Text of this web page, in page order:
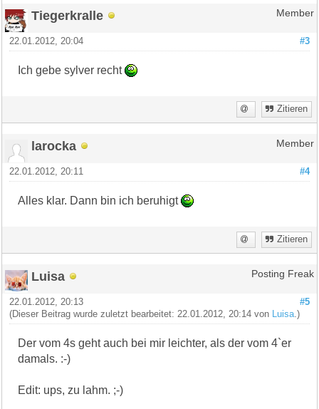
Tiegerkralle Member
#3
22.01.2012, 20:04
Ich gebe sylver recht
Zitieren
larocka Member
#4
22.01.2012, 20:11
Alles klar. Dann bin ich beruhigt
Zitieren
Luisa Posting Freak
#5
22.01.2012, 20:13
(Dieser Beitrag wurde zuletzt bearbeitet: 22.01.2012, 20:14 von
Luisa .)
Der vom 4s geht auch bei mir leichter, als der vom 4`er
damals. :-)
Edit: ups, zu lahm. ;-)